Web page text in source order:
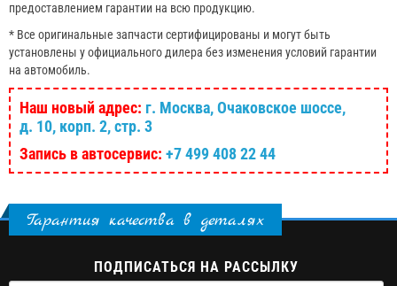
предоставлением гарантии на всю продукцию.
* Все оригинальные запчасти сертифицированы и могут быть
установлены у официального дилера без изменения условий гарантии
на автомобиль.
Наш новый адрес: г. Москва, Очаковское шоссе,
д. 10, корп. 2, стр. 3
Запись в автосервис: +7 499 408 22 44
Гарантия качества в деталях
ПОДПИСАТЬСЯ НА РАССЫЛКУ